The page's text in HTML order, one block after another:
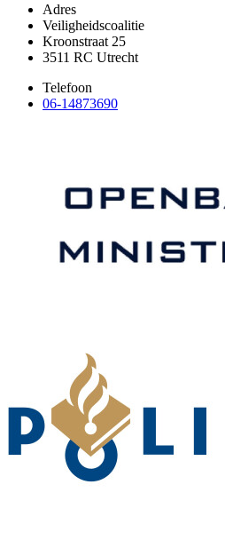
Adres
Veiligheidscoalitie
Kroonstraat 25
3511 RC Utrecht
Telefoon
06-14873690